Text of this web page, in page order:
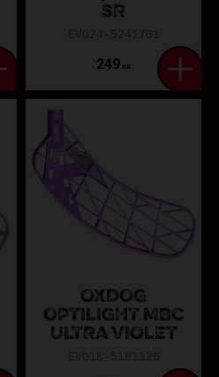
SR
249 KR
OXDOG
OPTILIGHT MBC
ULTRA VIOLET